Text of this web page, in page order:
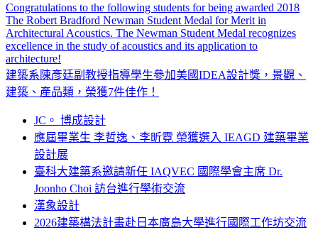
Congratulations to the following students for being awarded 2018
The Robert Bradford Newman Student Medal for Merit in
Architectural Acoustics. The Newman Student Medal recognizes
excellence in the study of acoustics and its application to
architecture!
建築系陳彥廷副教授指導學生參加美國IDEA設計獎，景觀、
建築、產品類，榮獲7件佳作！
JC。 博成設計
應屆畢業生 李哲逸、李昕霓 榮獲選入 IEAGD 建築畢業
設計展
臺科大建築系邀請新任 IAQVEC 國際學會主席 Dr.
Joonho Choi 訪台進行學術交流
漢象設計
2026建築構法計畫赴日本廣島大學進行國際工作坊交流